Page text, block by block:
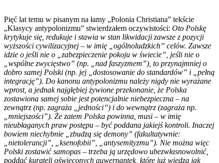
Pięć lat temu w pisanym na łamy „Polonia Christiana” tekście
„Klasycy antypolonizmu” stwierdzałem oczywistości: Oto Polskę
krytykuje się, redukuje i stawia w stan likwidacji zawsze z pozycji
wyższości cywilizacyjnej – w imię „ogólnoludzkich” celów. Zawsze
idzie o jeśli nie o „zabezpieczenie pokoju w świecie”, jeśli nie o
„wspólne zwycięstwo” (np. „nad faszyzmem”), to przynajmniej o
dobro samej Polski (np. jej „dostosowanie do standardów” i „pełną
integrację”). Do kanonu antypolonizmu należy nigdy nie wyrażane
wprost, a jednak najgłębiej żywione przekonanie, że Polska
zostawiona samej sobie jest potencjalnie niebezpieczna – na
zewnątrz (np. zagraża „jedności”) i do wewnątrz (zagraża np.
„mniejszości”). Że zatem Polska powinna, musi – w imię
nieubłaganych praw postępu – być poddana jakiejś kontroli. Inaczej
bowiem niechybnie „zbudzą się demony” (fakultatywnie:
„nietolerancji”, „ksenofobii”, „antysemityzmu”). Nie można więc
Polski zostawić samopas – trzeba ją urzędowo ubezwłasnowolnić,
poddać kurateli oświeconych guwernantek, które już wiedzą jak